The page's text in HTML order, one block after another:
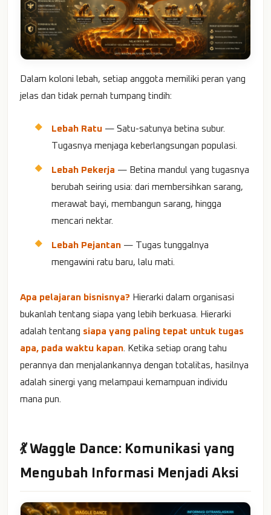
Dalam koloni lebah, setiap anggota memiliki peran yang
jelas dan tidak pernah tumpang tindih:
Lebah Ratu — Satu-satunya betina subur.
Tugasnya menjaga keberlangsungan populasi.
Lebah Pekerja — Betina mandul yang tugasnya
berubah seiring usia: dari membersihkan sarang,
merawat bayi, membangun sarang, hingga
mencari nektar.
Lebah Pejantan — Tugas tunggalnya
mengawini ratu baru, lalu mati.
Apa pelajaran bisnisnya? Hierarki dalam organisasi
bukanlah tentang siapa yang lebih berkuasa. Hierarki
adalah tentang siapa yang paling tepat untuk tugas
apa, pada waktu kapan . Ketika setiap orang tahu
perannya dan menjalankannya dengan totalitas, hasilnya
adalah sinergi yang melampaui kemampuan individu
mana pun.
💃 Waggle Dance: Komunikasi yang
Mengubah Informasi Menjadi Aksi